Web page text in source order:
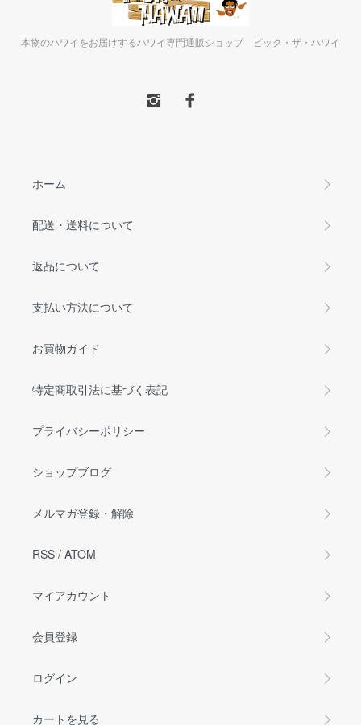
本物のハワイをお届けするハワイ専門通販ショップ ピック・ザ・ハワイ
ホーム
配送・送料について
返品について
支払い方法について
お買物ガイド
特定商取引法に基づく表記
プライバシーポリシー
ショップブログ
メルマガ登録・解除
RSS / ATOM
マイアカウント
会員登録
ログイン
カートを見る